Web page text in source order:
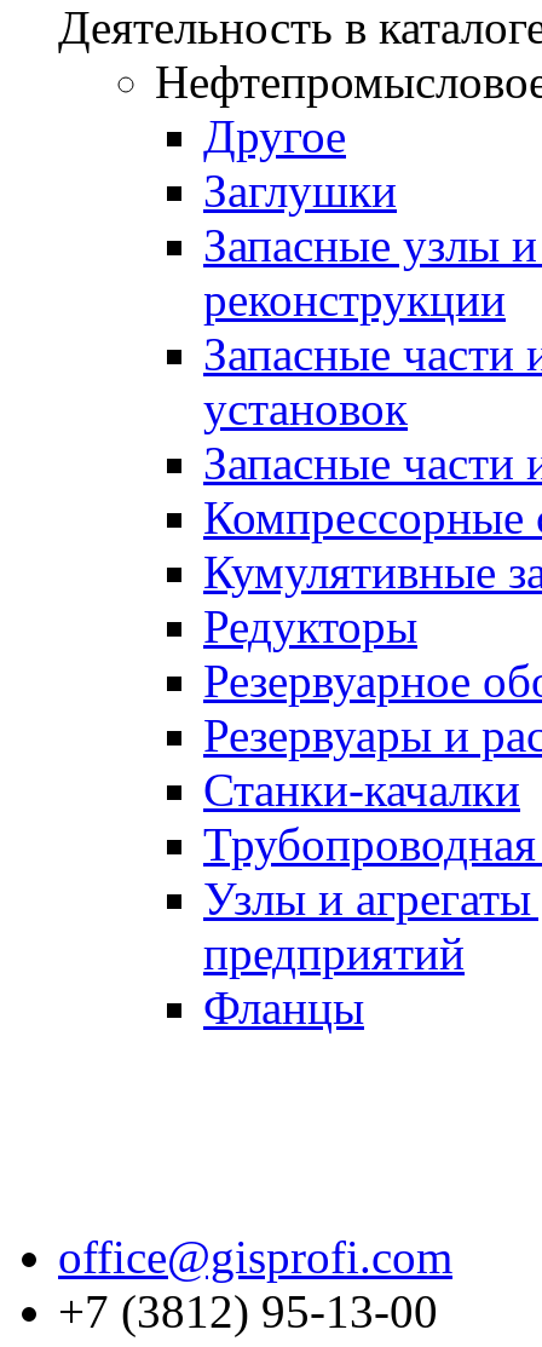
Деятельность в
Другое
Заглушки
Запасные узлы
реконструкции
Запасные части
установок
Запасные части
Компрессорные
Кумулятивные
Редукторы
Резервуарное
Резервуары и
Станки-качалки
Узлы и
предприятий
Фланцы
office@gisprofi.com
+7 (3812) 95-13-00